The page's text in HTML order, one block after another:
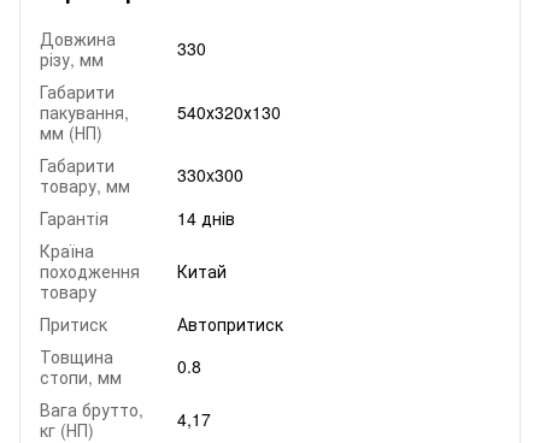
Довжина
різу, мм
330
Габарити
пакування,
мм (НП)
540х320х130
Габарити
товару, мм
330x300
Гарантія
14 днів
Країна
походження
товару
Китай
Притиск
Автопритиск
Товщина
стопи, мм
0.8
Вага брутто,
кг (НП)
4,17